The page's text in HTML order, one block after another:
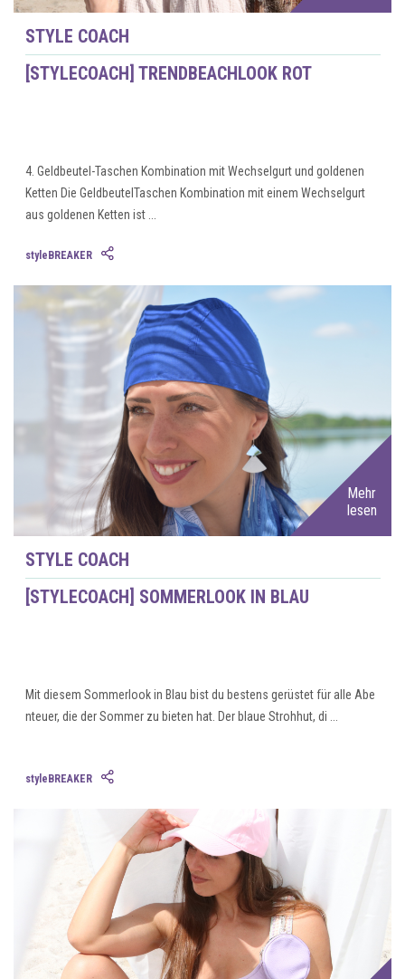
STYLE COACH
[STYLECOACH] TRENDBEACHLOOK ROT
4. Geldbeutel-Taschen Kombination mit Wechselgurt und goldenen
Ketten Die GeldbeutelTaschen Kombination mit einem Wechselgurt
aus goldenen Ketten ist ...
styleBREAKER
Mehr
lesen
STYLE COACH
[STYLECOACH] SOMMERLOOK IN BLAU
Mit diesem Sommerlook in Blau bist du bestens gerüstet für alle Abe
nteuer, die der Sommer zu bieten hat. Der blaue Strohhut, di ...
styleBREAKER